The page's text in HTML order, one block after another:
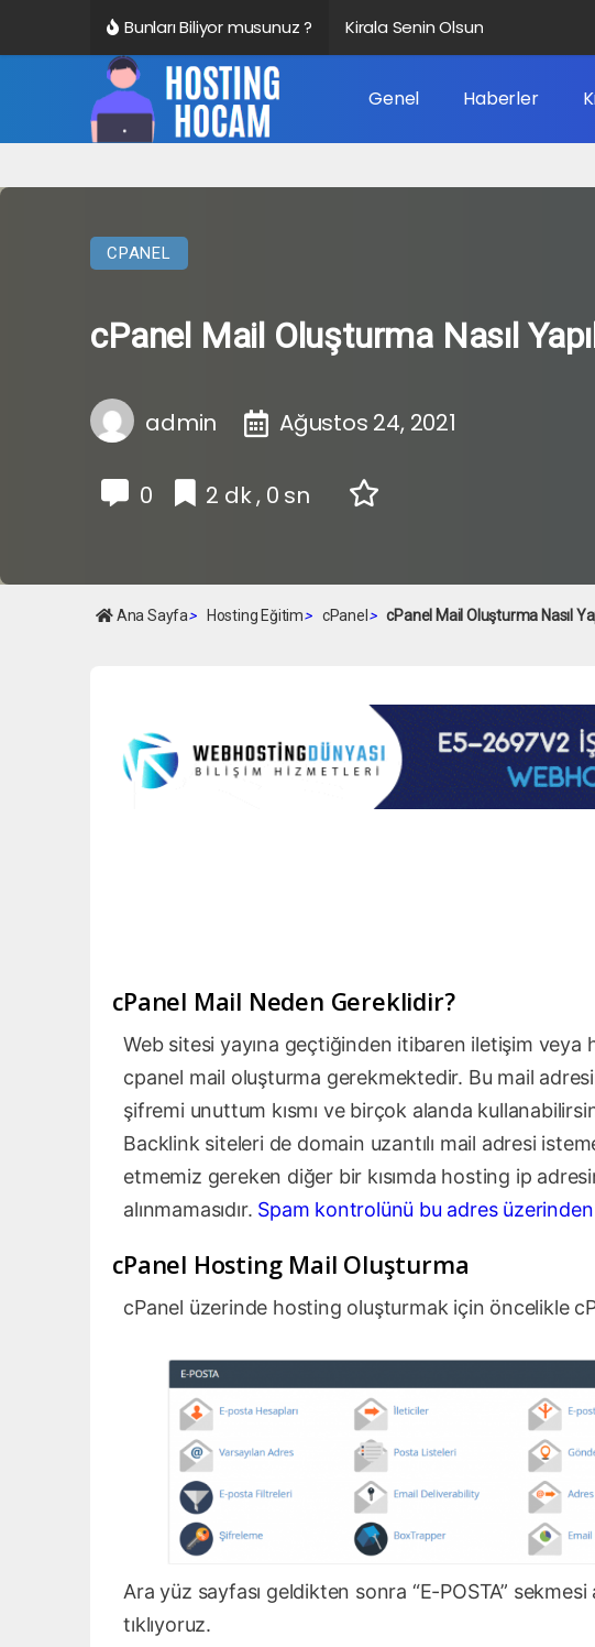
Bunları Biliyor musunuz ? Kirala Senin Olsun
Genel Haberler
CPANEL
cPanel Mail Oluşturma Nasıl
admin Ağustos 24, 2021
0 2 dk , 0 sn
Ana Sayfa> Hosting Eğitim> cPanel > cPanel Mail Oluşturma Nasıl
cPanel Mail Neden Gereklidir?
Web sitesi yayına geçtiğinden itibaren iletişim veya
cpanel mail oluşturma gerekmektedir. Bu mail
şifremi unuttum kısmı ve birçok alanda
Backlink siteleri de domain uzantılı mail adresi
etmemiz gereken diğer bir kısımda hosting ip
alınmamasıdır. Spam kontrolünü bu adres
cPanel Hosting Mail Oluşturma
cPanel üzerinde hosting oluşturmak için öncelikle
Ara yüz sayfası geldikten sonra “E-POSTA” sekmesi
tıklıyoruz.